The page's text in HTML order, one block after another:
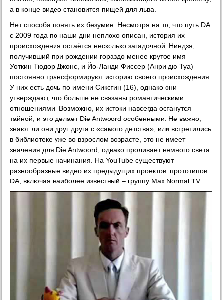
а в конце видео становится пищей для льва.
Нет способа понять их безумие. Несмотря на то, что путь DA
с 2009 года по наши дни неплохо описан, история их
происхождения остаётся несколько загадочной. Ниндзя,
получивший при рождении гораздо менее крутое имя –
Уоткин Тюдор Джонс, и Йо-Ланди Фиссер (Анри дю Туа)
постоянно трансформируют историю своего происхождения.
У них есть дочь по имени Сикстин (16), однако они
утверждают, что больше не связаны романтическими
отношениями. Возможно, их истоки навсегда останутся
тайной, и это делает Die Antwoord особенными. Не важно,
знают ли они друг друга с «самого детства», или встретились
в библиотеке уже во взрослом возрасте, это не имеет
значения для Die Antwoord, однако проливает немного света
на их первые начинания. На YouTube существуют
разнообразные видео их предыдущих проектов, прототипов
DA, включая наиболее известный – группу Max Normal.TV.